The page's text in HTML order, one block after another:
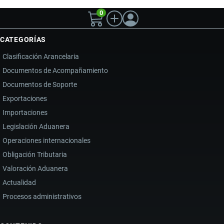
0
CATEGORÍAS
Clasificación Arancelaria
Documentos de Acompañamiento
Documentos de Soporte
Exportaciones
Importaciones
Legislación Aduanera
Operaciones internacionales
Obligación Tributaria
Valoración Aduanera
Actualidad
Procesos administrativos